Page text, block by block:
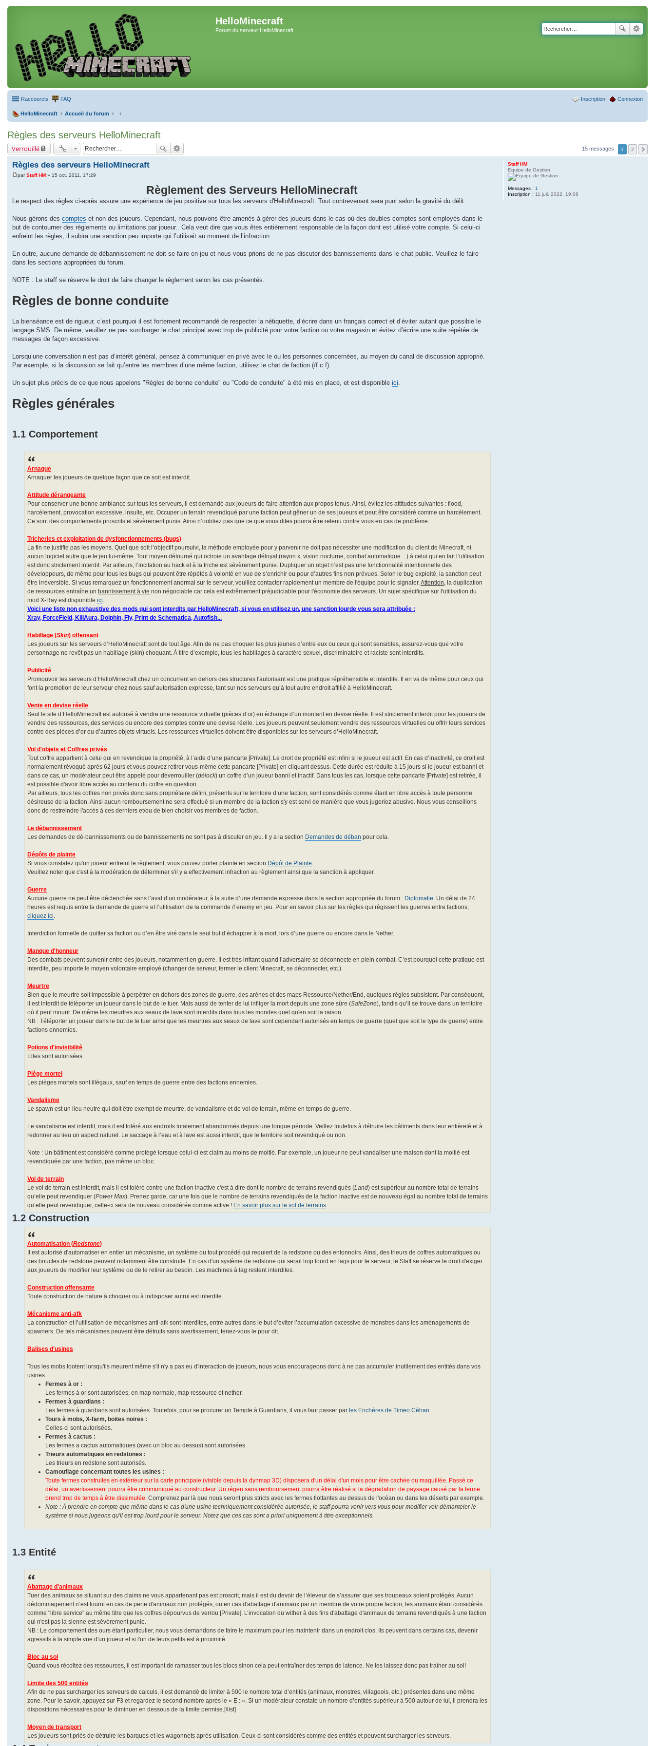
HelloMinecraft
Forum du serveur HelloMinecraft
Raccourcis FAQ Connexion
Inscription
HelloMinecraft Accueil du forum
Règles des serveurs HelloMinecraft
Verrouillé 15 messages 1 2
Staff HM
Equipe de Gestion
Messages : 1
Inscription : 11 juil. 2022, 19:08
Règles des serveurs HelloMinecraft
M
a
parStaff HM » 15 oct. 2011, 17:29
Règlement des Serveurs HelloMinecraft
Le respect des règles ci-après assure une expérience de jeu positive sur tous les serveurs d'HelloMinecraft. Tout contrevenant sera puni selon la gravité du délit.
Nous gérons des comptes et non des joueurs. Cependant, nous pouvons être amenés à gérer des joueurs dans le cas où des doubles comptes sont employés dans le
but de contourner des règlements ou limitations par joueur.. Cela veut dire que vous êtes entièrement responsable de la façon dont est utilisé votre compte. Si celui-ci
enfreint les règles, il subira une sanction peu importe qui l’utilisait au moment de l’infraction.
En outre, aucune demande de débannissement ne doit se faire en jeu et nous vous prions de ne pas discuter des bannissements dans le chat public. Veuillez le faire
dans les sections appropriées du forum.
NOTE : Le staff se réserve le droit de faire changer le règlement selon les cas présentés.
Règles de bonne conduite
La bienséance est de rigueur, c’est pourquoi il est fortement recommandé de respecter la nétiquette, d’écrire dans un français correct et d’éviter autant que possible le
langage SMS. De même, veuillez ne pas surcharger le chat principal avec trop de publicité pour votre faction ou votre magasin et évitez d’écrire une suite répétée de
messages de façon excessive.
Lorsqu’une conversation n’est pas d’intérêt général, pensez à communiquer en privé avec le ou les personnes concernées, au moyen du canal de discussion approprié.
Par exemple, si la discussion se fait qu’entre les membres d’une même faction, utilisez le chat de faction (/f c f).
Un sujet plus précis de ce que nous appelons "Règles de bonne conduite" ou "Code de conduite" à été mis en place, et est disponible ici.
Règles générales
1.1 Comportement
Arnaque
Arnaquer les joueurs de quelque façon que ce soit est interdit.
Attitude dérangeante
Pour conserver une bonne ambiance sur tous les serveurs, il est demandé aux joueurs de faire attention aux propos tenus. Ainsi, évitez les attitudes suivantes : flood,
harcèlement, provocation excessive, insulte, etc. Occuper un terrain revendiqué par une faction peut gêner un de ses joueurs et peut être considéré comme un harcèlement.
Ce sont des comportements proscrits et sévèrement punis. Ainsi n’oubliez pas que ce que vous dites pourra être retenu contre vous en cas de problème.
Tricheries et exploitation de dysfonctionnements (bugs)
La fin ne justifie pas les moyens. Quel que soit l’objectif poursuivi, la méthode employée pour y parvenir ne doit pas nécessiter une modification du client de Minecraft, ni
aucun logiciel autre que le jeu lui-même. Tout moyen détourné qui octroie un avantage déloyal (rayon x, vision nocturne, combat automatique…) à celui qui en fait l’utilisation
est donc strictement interdit. Par ailleurs, l’incitation au hack et à la triche est sévèrement punie. Dupliquer un objet n’est pas une fonctionnalité intentionnelle des
développeurs, de même pour tous les bugs qui peuvent être répétés à volonté en vue de s’enrichir ou pour d’autres fins non prévues. Selon le bug exploité, la sanction peut
être irréversible. Si vous remarquez un fonctionnement anormal sur le serveur, veuillez contacter rapidement un membre de l'équipe pour le signaler.Attention, la duplication
de ressources entraîne un bannissement à vie non négociable car cela est extrêmement préjudiciable pour l'économie des serveurs. Un sujet spécifique sur l'utilisation du
mod X-Ray est disponible ici.
Voici une liste non exhaustive des mods qui sont interdits par HelloMinecraft, si vous en utilisez un, une sanction lourde vous sera attribuée :
Xray, ForceField, KillAura, Dolphin, Fly, Print de Schematica, Autofish...
Habillage (Skin) offensant
Les joueurs sur les serveurs d’HelloMinecraft sont de tout âge. Afin de ne pas choquer les plus jeunes d’entre eux ou ceux qui sont sensibles, assurez-vous que votre
personnage ne revêt pas un habillage (skin) choquant. À titre d’exemple, tous les habillages à caractère sexuel, discriminatoire et raciste sont interdits.
Publicité
Promouvoir les serveurs d’HelloMinecraft chez un concurrent en dehors des structures l'autorisant est une pratique répréhensible et interdite. Il en va de même pour ceux qui
font la promotion de leur serveur chez nous sauf autorisation expresse, tant sur nos serveurs qu’à tout autre endroit affilié à HelloMinecraft.
Vente en devise réelle
Seul le site d’HelloMinecraft est autorisé à vendre une ressource virtuelle (pièces d’or) en échange d’un montant en devise réelle. Il est strictement interdit pour les joueurs de
vendre des ressources, des services ou encore des comptes contre une devise réelle. Les joueurs peuvent seulement vendre des ressources virtuelles ou offrir leurs services
contre des pièces d’or ou d’autres objets virtuels. Les ressources virtuelles doivent être disponibles sur les serveurs d’HelloMinecraft.
Vol d'objets et Coffres privés
Tout coffre appartient à celui qui en revendique la propriété, à l’aide d’une pancarte [Private]. Le droit de propriété est infini si le joueur est actif. En cas d’inactivité, ce droit est
normalement révoqué après 62 jours et vous pouvez retirer vous-même cette pancarte [Private] en cliquant dessus. Cette durée est réduite à 15 jours si le joueur est banni et
dans ce cas, un modérateur peut être appelé pour déverrouiller (délock) un coffre d’un joueur banni et inactif. Dans tous les cas, lorsque cette pancarte [Private] est retirée, il
est possible d'avoir libre accès au contenu du coffre en question.
Par ailleurs, tous les coffres non privés donc sans propriétaire défini, présents sur le territoire d’une faction, sont considérés comme étant en libre accès à toute personne
désireuse de la faction. Ainsi aucun remboursement ne sera effectué si un membre de la faction s'y est servi de manière que vous jugeriez abusive. Nous vous conseillons
donc de restreindre l'accès à ces derniers et/ou de bien choisir vos membres de faction.
Le débannissement
Les demandes de dé-bannissements ou de bannissements ne sont pas à discuter en jeu. Il y a la section Demandes de déban pour cela.
Dépôts de plainte
Si vous constatez qu'un joueur enfreint le règlement, vous pouvez porter plainte en section Dépôt de Plainte.
Veuillez noter que c'est à la modération de déterminer s'il y a effectivement infraction au règlement ainsi que la sanction à appliquer.
Guerre
Aucune guerre ne peut être déclenchée sans l’aval d’un modérateur, à la suite d’une demande expresse dans la section appropriée du forum : Diplomatie. Un délai de 24
heures est requis entre la demande de guerre et l’utilisation de la commande /f enemy en jeu. Pour en savoir plus sur les règles qui régissent les guerres entre factions,
cliquez ici.
Interdiction formelle de quitter sa faction ou d’en être viré dans le seul but d’échapper à la mort, lors d’une guerre ou encore dans le Nether.
Manque d'honneur
Des combats peuvent survenir entre des joueurs, notamment en guerre. Il est très irritant quand l’adversaire se déconnecte en plein combat. C’est pourquoi cette pratique est
interdite, peu importe le moyen volontaire employé (changer de serveur, fermer le client Minecraft, se déconnecter, etc.).
Meurtre
Bien que le meurtre soit impossible à perpétrer en dehors des zones de guerre, des arènes et des maps Ressource/Nether/End, quelques règles subsistent. Par conséquent,
il est interdit de téléporter un joueur dans le but de le tuer. Mais aussi de tenter de lui infliger la mort depuis une zone sûre (SafeZone), tandis qu’il se trouve dans un territoire
où il peut mourir. De même les meurtres aux seaux de lave sont interdits dans tous les mondes quel qu'en soit la raison.
NB : Téléporter un joueur dans le but de le tuer ainsi que les meurtres aux seaux de lave sont cependant autorisés en temps de guerre (quel que soit le type de guerre) entre
factions ennemies.
Potions d'invisibilité
Elles sont autorisées.
Piège mortel
Les pièges mortels sont illégaux, sauf en temps de guerre entre des factions ennemies.
Vandalisme
Le spawn est un lieu neutre qui doit être exempt de meurtre, de vandalisme et de vol de terrain, même en temps de guerre.
Le vandalisme est interdit, mais il est toléré aux endroits totalement abandonnés depuis une longue période. Veillez toutefois à détruire les bâtiments dans leur entièreté et à
redonner au lieu un aspect naturel. Le saccage à l’eau et à lave est aussi interdit, que le territoire soit revendiqué ou non.
Note : Un bâtiment est considéré comme protégé lorsque celui-ci est claim au moins de moitié. Par exemple, un joueur ne peut vandaliser une maison dont la moitié est
revendiquée par une faction, pas même un bloc.
Vol de terrain
Le vol de terrain est interdit, mais il est toléré contre une faction inactive c'est à dire dont le nombre de terrains revendiqués (Land) est supérieur au nombre total de terrains
qu’elle peut revendiquer (Power Max). Prenez garde, car une fois que le nombre de terrains revendiqués de la faction inactive est de nouveau égal au nombre total de terrains
qu’elle peut revendiquer, celle-ci sera de nouveau considérée comme active ! En savoir plus sur le vol de terrains.
1.2 Construction
Automatisation (Redstone)
Il est autorisé d'automatiser en entier un mécanisme, un système ou tout procédé qui requiert de la redstone ou des entonnoirs. Ainsi, des trieurs de coffres automatiques ou
des boucles de redstone peuvent notamment être construite. En cas d'un système de redstone qui serait trop lourd en lags pour le serveur, le Staff se réserve le droit d'exiger
aux joueurs de modifier leur système ou de le retirer au besoin. Les machines à lag restent interdites.
Construction offensante
Toute construction de nature à choquer ou à indisposer autrui est interdite.
Mécanisme anti-afk
La construction et l’utilisation de mécanismes anti-afk sont interdites, entre autres dans le but d’éviter l’accumulation excessive de monstres dans les aménagements de
spawners. De tels mécanismes peuvent être détruits sans avertissement, tenez-vous le pour dit.
Balises d'usines
Tous les mobs lootent lorsqu'ils meurent même s'il n'y a pas eu d'interaction de joueurs, nous vous encourageons donc à ne pas accumuler inutilement des entités dans vos
usines.
Fermes à or :
Les fermes à or sont autorisées, en map normale, map ressource et nether.
Fermes à guardians :
Les fermes à guardians sont autorisées. Toutefois, pour se procurer un Temple à Guardians, il vous faut passer par les Enchères de Timeo Céhan.
Tours à mobs, X-farm, boites noires :
Celles-ci sont autorisées.
Fermes à cactus :
Les fermes a cactus automatiques (avec un bloc au dessus) sont autorisées.
Trieurs automatiques en redstones :
Les trieurs en redstone sont autorisés.
Camouflage concernant toutes les usines :
Toute fermes construites en extérieur sur la carte principale (visible depuis la dynmap 3D) disposera d'un délai d'un mois pour être cachée ou maquillée. Passé ce
délai, un avertissement pourra être communiqué au constructeur. Un régen sans remboursement pourra être réalisé si la dégradation de paysage causé par la ferme
prend trop de temps à être dissimulée. Comprenez par là que nous seront plus stricts avec les fermes flottantes au dessus de l'océan ou dans les déserts par exemple.
Note : À prendre en compte que même dans le cas d'une usine techniquement considérée autorisée, le staff pourra venir vers vous pour modifier voir démanteler le
système si nous jugeons qu'il est trop lourd pour le serveur. Notez que ces cas sont a priori uniquement à titre exceptionnels.
1.3 Entité
Abattage d'animaux
Tuer des animaux se situant sur des claims ne vous appartenant pas est proscrit, mais il est du devoir de l’éleveur de s’assurer que ses troupeaux soient protégés. Aucun
dédommagement n’est fourni en cas de perte d'animaux non protégés, ou en cas d'abattage d'animaux par un membre de votre propre faction, les animaux étant considérés
comme "libre service" au même titre que les coffres dépourvus de verrou [Private]. L’invocation du wither à des fins d'abattage d'animaux de terrains revendiqués à une faction
qui n'est pas la sienne est sévèrement punie.
NB : Le comportement des ours étant particulier, nous vous demandons de faire le maximum pour les maintenir dans un endroit clos. Ils peuvent dans certains cas, devenir
agressifs à la simple vue d'un joueur etsi l'un de leurs petits est à proximité.
Bloc au sol
Quand vous récoltez des ressources, il est important de ramasser tous les blocs sinon cela peut entraîner des temps de latence. Ne les laissez donc pas traîner au sol!
Limite des 500 entités
Afin de ne pas surcharger les serveurs de calculs, il est demandé de limiter à 500 le nombre total d’entités (animaux, monstres, villageois, etc.) présentes dans une même
zone. Pour le savoir, appuyez sur F3 et regardez le second nombre après le « E : ». Si un modérateur constate un nombre d’entités supérieur à 500 autour de lui, il prendra les
dispositions nécessaires pour le diminuer en dessous de la limite permise.[/list]
Moyen de transport
Les joueurs sont priés de détruire les barques et les wagonnets après utilisation. Ceux-ci sont considérés comme des entités et peuvent surcharger les serveurs.